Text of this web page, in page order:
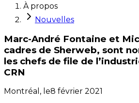
À propos
Nouvelles
Marc-André Fontaine et
cadres de Sherweb, sont
les chefs de file de
CRN
Montréal, le8 février 2021